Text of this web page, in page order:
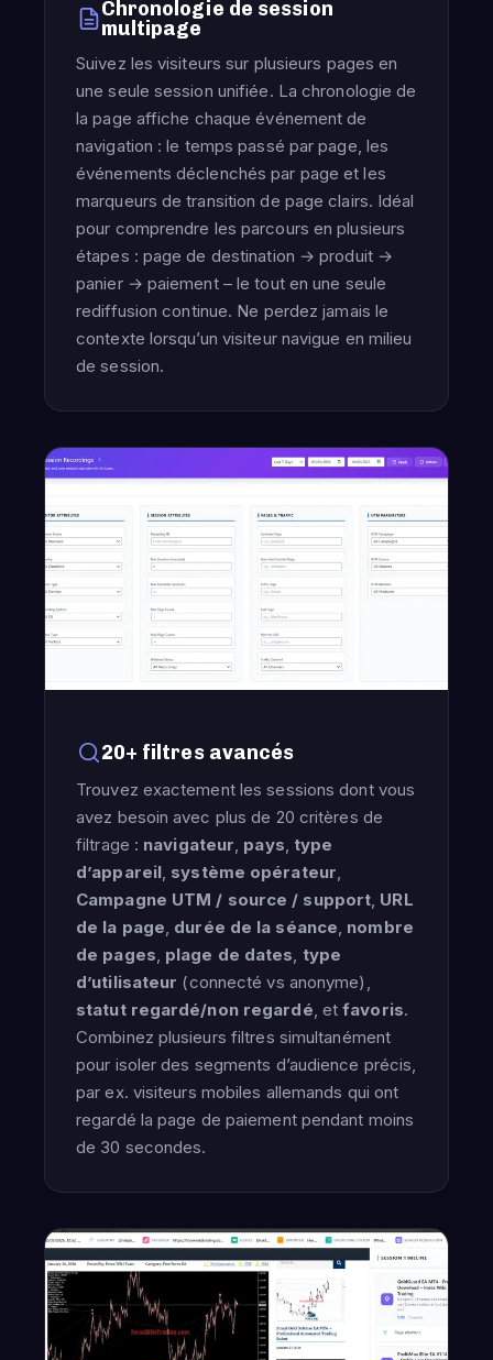
Chronologie de session
multipage
Suivez les visiteurs sur plusieurs pages en
une seule session unifiée. La chronologie de
la page affiche chaque événement de
navigation : le temps passé par page, les
événements déclenchés par page et les
marqueurs de transition de page clairs. Idéal
pour comprendre les parcours en plusieurs
étapes : page de destination → produit →
panier → paiement – ​​le tout en une seule
rediffusion continue. Ne perdez jamais le
contexte lorsqu’un visiteur navigue en milieu
de session.
20+ filtres avancés
Trouvez exactement les sessions dont vous
avez besoin avec plus de 20 critères de
filtrage : navigateur, pays, type
d’appareil, système opérateur,
Campagne UTM / source / support, URL
de la page, durée de la séance, nombre
de pages, plage de dates, type
d’utilisateur (connecté vs anonyme),
statut regardé/non regardé, etfavoris.
Combinez plusieurs filtres simultanément
pour isoler des segments d’audience précis,
par ex. visiteurs mobiles allemands qui ont
regardé la page de paiement pendant moins
de 30 secondes.